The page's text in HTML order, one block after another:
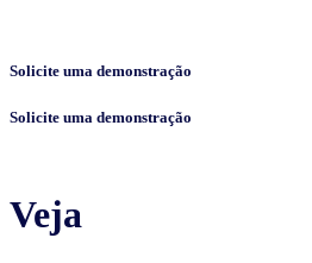
Solicite uma demonstração
Solicite uma demonstração
Veja